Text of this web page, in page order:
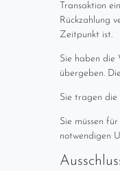
Transaktion
Rückzahlung
Zeitpunkt ist.
Sie haben die
übergeben.
Sie tragen die
Sie müssen
notwendigen